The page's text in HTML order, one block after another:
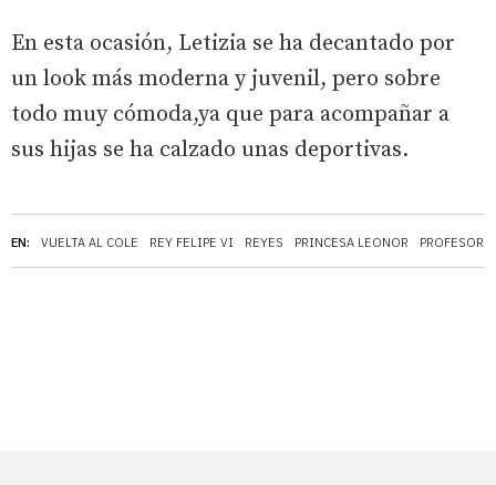
EN: VUELTA AL COLE REY FELIPE VI REYES PRINCESA LEONOR
En esta ocasión, Letizia se ha decantado por
un look más moderna y juvenil, pero sobre
todo muy cómoda,ya que para acompañar a
sus hijas se ha calzado unas deportivas.